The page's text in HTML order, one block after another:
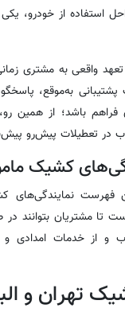
استفاده از خودرو،
واقعی به مشتری
پشتیبانی به‌موقع،
باشد؛ از همین
در تعطیلات پیش‌رو
کشیک
فهرست نمایندگی‌های
تا مشتریان بتوانند در
و از خدمات امدادی
تهران و